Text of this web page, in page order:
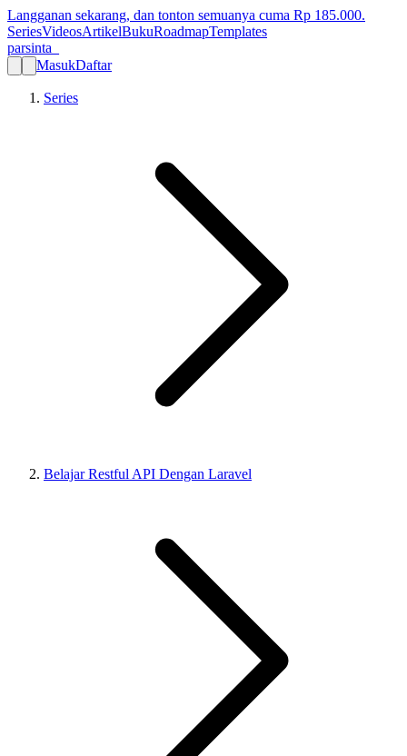
Langganan sekarang, dan tonton semuanya cuma Rp 185.000.
SeriesVideosArtikelBukuRoadmapTemplates
parsinta_
MasukDaftar
Series
Belajar Restful API Dengan Laravel